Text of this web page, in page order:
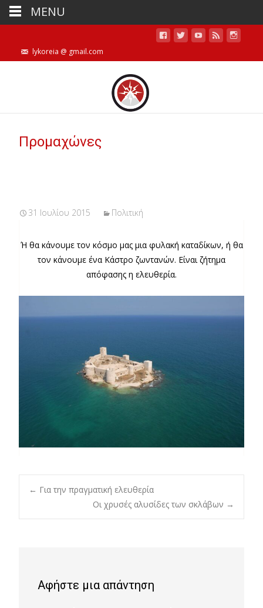
lykoreia @ gmail.com
Προμαχώνες
31 Ιουλίου 2015 Πολιτική
Ή θα κάνουμε τον κόσμο μας μια φυλακή καταδίκων, ή θα
τον κάνουμε ένα Κάστρο ζωντανών. Είναι ζήτημα
απόφασης η ελευθερία.
Post
← Για την πραγματική ελευθερία
Οι χρυσές αλυσίδες των σκλάβων →
Αφήστε μια απάντηση
MENU